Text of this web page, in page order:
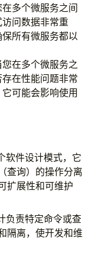
在多个微服务之间
问数据非常重
所有微服务都以
在多个微服务之
在性能问题非常
可能会影响使用
软件设计模式，它
查询）的操作分离
扩展性和可维护
负责特定命令或查
隔离，使开发和维